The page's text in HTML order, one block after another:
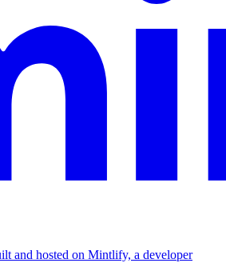
and hosted on Mintlify, a developer